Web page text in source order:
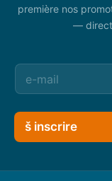
première nos
—
š inscrire